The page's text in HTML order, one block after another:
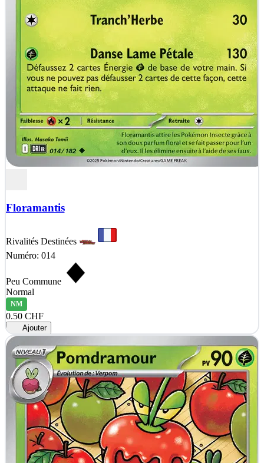
Floramantis
Rivalités Destinées
Numéro: 014
Peu Commune
Normal
NM
0.50 CHF
Ajouter